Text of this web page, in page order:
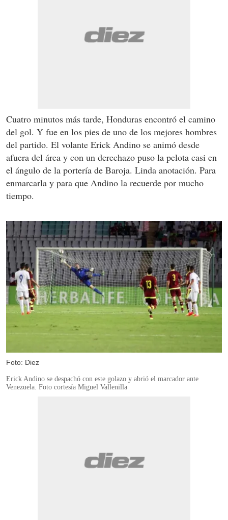
Cuatro minutos más tarde, Honduras encontró el camino
del gol. Y fue en los pies de uno de los mejores hombres
del partido. El volante Erick Andino se animó desde
afuera del área y con un derechazo puso la pelota casi en
el ángulo de la portería de Baroja. Linda anotación. Para
enmarcarla y para que Andino la recuerde por mucho
tiempo.
Foto: Diez
Erick Andino se despachó con este golazo y abrió el marcador ante
Venezuela. Foto cortesía Miguel Vallenilla